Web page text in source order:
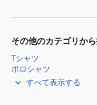
その他のカテゴリか
Tシャツ
ポロシャツ
すべて表示する